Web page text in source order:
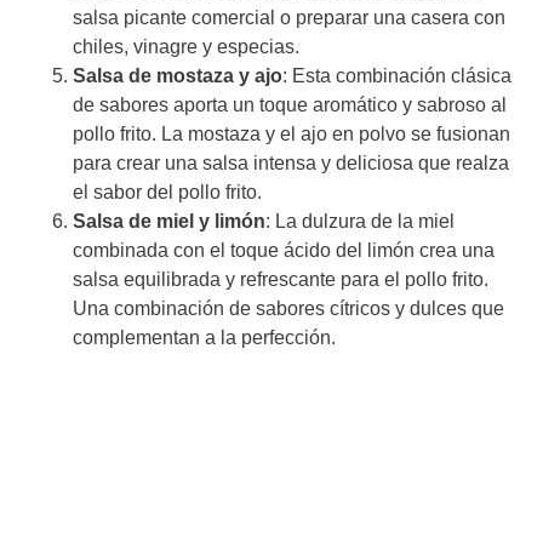
salsa picante comercial o preparar una casera con
chiles, vinagre y especias.
Salsa de mostaza y ajo: Esta combinación clásica
de sabores aporta un toque aromático y sabroso al
pollo frito. La mostaza y el ajo en polvo se fusionan
para crear una salsa intensa y deliciosa que realza
el sabor del pollo frito.
Salsa de miel y limón: La dulzura de la miel
combinada con el toque ácido del limón crea una
salsa equilibrada y refrescante para el pollo frito.
Una combinación de sabores cítricos y dulces que
complementan a la perfección.